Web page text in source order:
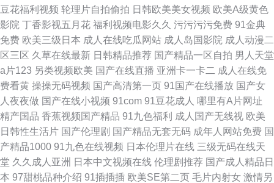
豆花福利视频 轮理片自拍偷拍 日韩欧美美女视频 欧美A级黄色
影院 丁香影视五月花 福利视频电影久久 污污污污免费 91金典
免费 欧美三级日本 成人在线吃瓜网站 成人岛国影院 成人动漫二
区三区 久草在线最新 日韩精品推荐 国产精品一区自拍 男人天堂
a片123 另类视频欧美 国产在线直播 亚洲卡一卡二 成人在线免
费看黄 操操无码视频 国产高清第一页 91国产在线播放 国产女
人夜夜做 国产在线小视频 91com 91豆花成人 哪里有A片网址
精产国品 香蕉视频国产精品 91九色福利 成人国产无线视 欧美
日韩性生活片 国产伦理剧 国产精品无套无码 成年人网站免费 国
产精品1000 91九色在线视频 日本伦理片在线 三级无码在线天
堂 久久成人亚洲 日本中文视频在线 伦理剧推荐 国产成人精品日
本 97甜桃品种介绍 91插插插 欧美SE第二页 毛片内射女 激情另